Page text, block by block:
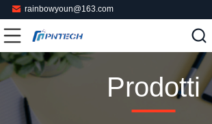
rainbowyoun@163.com
Prodotti